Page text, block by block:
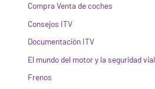
Compra Venta de coches
Consejos ITV
Documentación ITV
El mundo del motor y la seguridad vial
Frenos